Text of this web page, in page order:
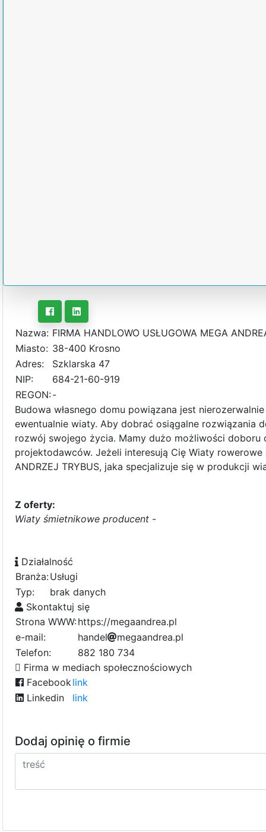
Nazwa: FIRMA HANDLOWO USŁUGOWA MEGA
Miasto: 38-400 Krosno
Adres:
Szklarska 47
NIP:
684-21-60-919
REGON:-
Budowa własnego domu powiązana jest
ewentualnie wiaty. Aby dobrać osiągalne rozwiązania
rozwój swojego życia. Mamy dużo możliwości
projektodawców. Jeżeli interesują Cię Wiaty
ANDRZEJ TRYBUS, jaka specjalizuje się w produkcji
Z oferty:
Wiaty śmietnikowe producent -
Działalność
Branża:Usługi
Typ:
brak danych
Skontaktuj się
Strona WWW:https://megaandrea.pl
e-mail:
hab
ndel megaa9
nc
d7
7
rf
3
ea.pl
Telefon:
882 180 734
Firma w mediach społecznościowych
Facebooklink
Linkedin
link
Dodaj opinię o firmie